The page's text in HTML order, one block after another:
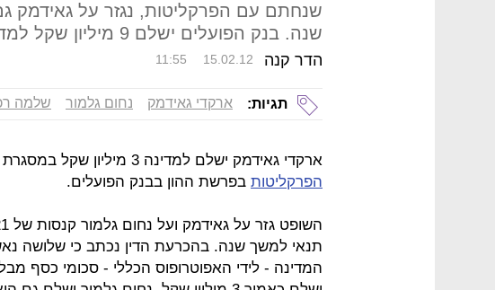
שנחתם עם הפרקליטות, נגזר על גאידמק
שנה. בנק הפועלים ישלם 9 מיליון שקל למדינה
הדר קנה 11:55 15.02.12
תגיות: ארקדי גאידמק נחום גלמור שלמה
ארקדי גאידמק ישלם למדינה 3 מיליון שקל במסגרת
הפרקליטות בפרשת ההון בבנק הפועלים.
תנאי למשך שנה. בהכרעת הדין נכתב כי שלושה
המדינה - לידי האפוטרופוס הכללי - סכומי כסף